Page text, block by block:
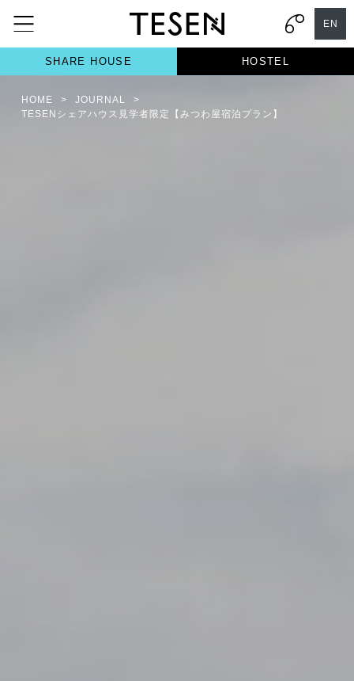
EN
SHARE HOUSE HOSTEL
HOME > JOURNAL
>
TESENシェアハウス見学者限定【みつわ屋宿泊プラン】